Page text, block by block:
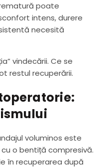
poate
intens, durere
necesită
vindecării. Ce se
restul recuperării.
voluminos este
o bentiță compresivă.
în recuperarea după